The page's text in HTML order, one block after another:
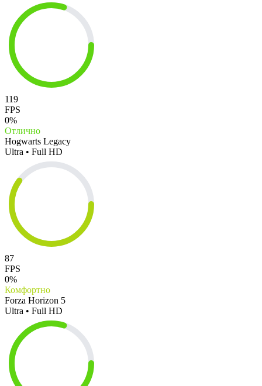
119
FPS
0%
Отлично
Hogwarts Legacy
Ultra • Full HD
87
FPS
0%
Комфортно
Forza Horizon 5
Ultra • Full HD